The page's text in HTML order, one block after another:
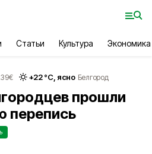
Статьи Культура Экономика
€ +22°С, ясно Белгород
прошли
перепись